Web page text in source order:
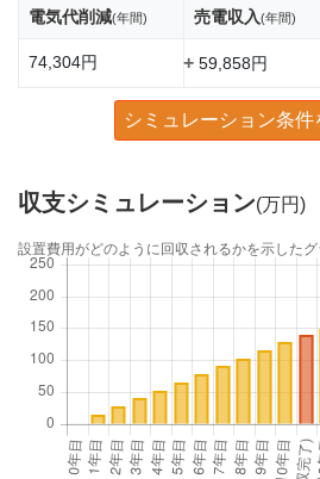
電気代削減(年間) 売電収入(年間)
74,304円 +59,858円
シミュレーション条件
収支シミュレーション(万円)
設置費用がどのように回収されるかを示したグ